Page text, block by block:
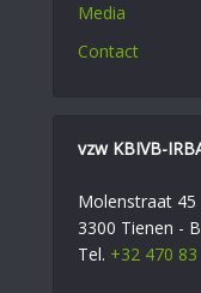
Media
Contact
vzw KBIVB-
Molenstraat 45
3300 Tienen -
Tel. +32 470